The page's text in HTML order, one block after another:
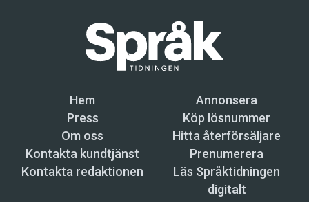
Hem
Annonsera
Press
Köp lösnummer
Om oss
Hitta återförsäljare
Kontakta kundtjänst
Prenumerera
Kontakta redaktionen
Läs Språktidningen
digitalt